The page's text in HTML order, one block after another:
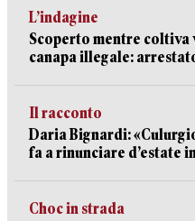
L’indagine
Scoperto mentre coltiva
canapa illegale:
Il racconto
Daria Bignardi:
fa a rinunciare d’estate
Choc in strada